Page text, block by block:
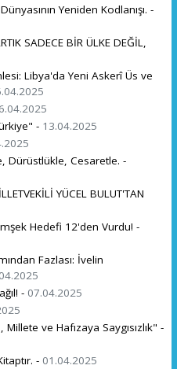
Yeniden Kodlanışı. -
SADECE BİR ÜLKE DEĞİL,
Libya'da Yeni Askerî Üs ve
- 13.04.2025
Dürüstlükle, Cesaretle. -
YÜCEL BULUT'TAN
Hedefi 12'den Vurdu! -
Fazlası: İvelin
- 07.04.2025
Millete ve Hafızaya Saygısızlık" -
- 01.04.2025